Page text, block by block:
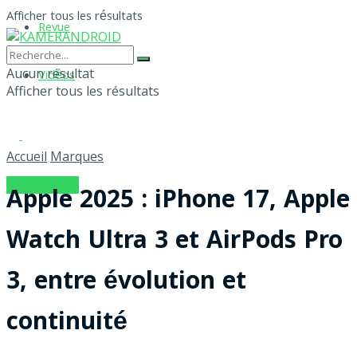
Revue
Vidéos
S'ABONNER
Afficher tous les résultats
Aucun résultat
Afficher tous les résultats
Accueil Marques
Apple 2025 : iPhone 17, Apple
Watch Ultra 3 et AirPods Pro
3, entre évolution et
continuité